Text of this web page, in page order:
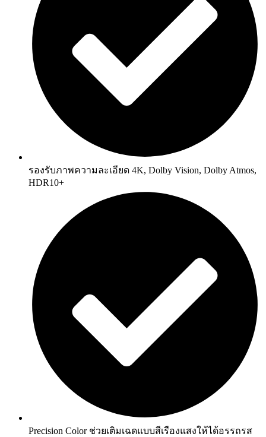
รองรับภาพความละเอียด 4K, Dolby Vision, Dolby Atmos,
HDR10+
Precision Color ช่วยเติมเฉดแบบสีเรืองแสงให้ได้อรรถรส